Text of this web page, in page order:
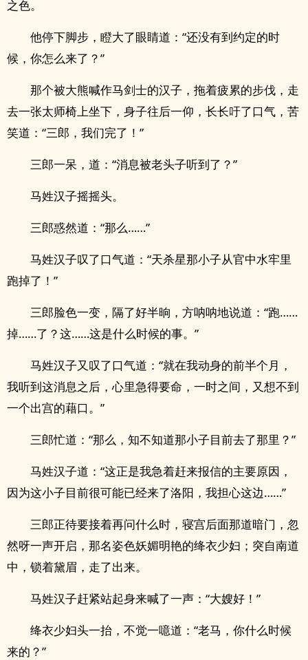
之色。
他停下脚步，瞪大了眼睛道：“还没有到约定的时
候，你怎么来了？”
那个被大熊喊作马剑士的汉子，拖着疲累的步伐，走
去一张太师椅上坐下，身子往后一仰，长长吁了口气，苦
笑道：“三郎，我们完了！”
三郎一呆，道：“消息被老头子听到了？”
马姓汉子摇摇头。
三郎惑然道：“那么……”
马姓汉子叹了口气道：“天杀星那小子从官中水牢里
跑掉了！”
三郎脸色一变，隔了好半晌，方呐呐地说道：“跑……
掉……了？这……这是什么时候的事。”
马姓汉子又叹了口气道：“就在我动身的前半个月，
我听到这消息之后，心里急得要命，一时之间，又想不到
一个出宫的藉口。”
三郎忙道：“那么，知不知道那小子目前去了那里？”
马姓汉子道：“这正是我急着赶来报信的主要原因，
因为这小子目前很可能已经来了洛阳，我担心这边……”
三郎正待要接着再问什么时，寝宫后面那道暗门，忽
然呀一声开启，那名姿色妖媚明艳的绛衣少妇；突自南道
中，锁着黛眉，走了出来。
马姓汉子赶紧站起身来喊了一声：“大嫂好！”
绛衣少妇头一抬，不觉一噫道：“老马，你什么时候
来的？”